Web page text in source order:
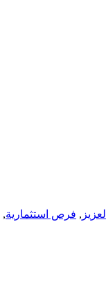
, فرص استثمارية,